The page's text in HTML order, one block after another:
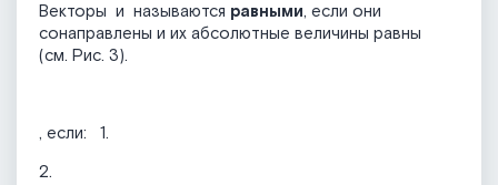
Векторы и называются равными, если они
сонаправлены и их абсолютные величины равны
(см. Рис. 3).
, если: 1.
2.